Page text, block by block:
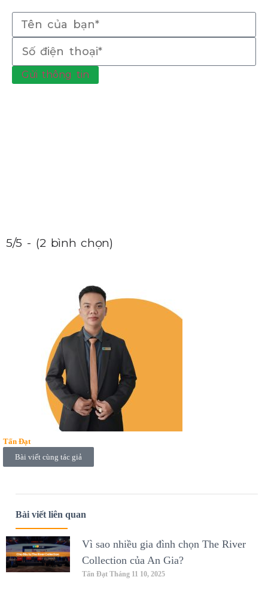
Gửi thông tin
5/5 - (2 bình chọn)
Tấn Đạt
Bài viết cùng tác giả
Bài viết liên quan
Vì sao nhiều gia đình chọn The River
Collection của An Gia?
Tấn Đạt Tháng 11 10, 2025